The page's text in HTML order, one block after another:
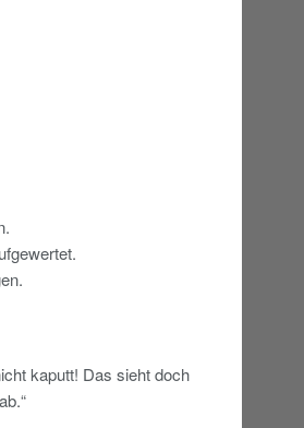
kaputt! Das sieht doch